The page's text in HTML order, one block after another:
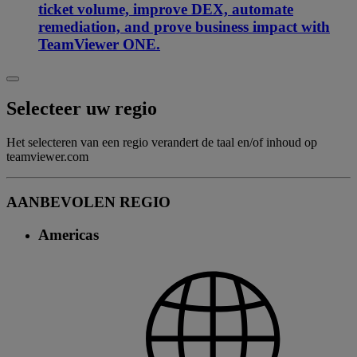
ticket volume, improve DEX, automate
remediation, and prove business impact with
TeamViewer ONE.
Selecteer uw regio
Het selecteren van een regio verandert de taal en/of inhoud op
teamviewer.com
AANBEVOLEN REGIO
Americas